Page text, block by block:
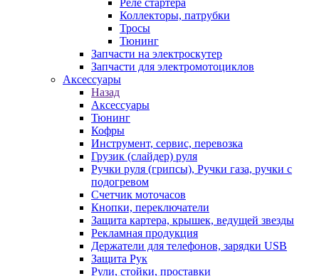
Реле стартера
Коллекторы, патрубки
Тросы
Тюнинг
Запчасти на электроскутер
Запчасти для электромотоциклов
Аксессуары
Назад
Аксессуары
Тюнинг
Кофры
Инструмент, сервис, перевозка
Грузик (слайдер) руля
Ручки руля (грипсы), Ручки газа, ручки с
подогревом
Счетчик моточасов
Кнопки, переключатели
Защита картера, крышек, ведущей звезды
Рекламная продукция
Держатели для телефонов, зарядки USB
Защита Рук
Рули, стойки, проставки